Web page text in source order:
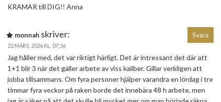
KRAMAR till DIG!! Anna
monnah skriver:
22 MARS, 2026 KL. 07:56
Jag håller med, det var riktigt härligt. Det är intressant det där att
1+1 blir 3 när det gäller arbete av viss kaliber. Gillar verkligen att
jobba tillsammans. Om fyra personer hjälper varandra en lördag i tre
timmar fyra veckor på raken borde det innebära 48 h arbete, men
Svara